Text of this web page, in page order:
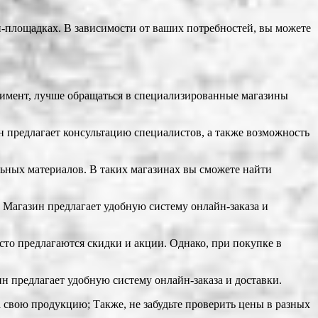
В зависимости от ваших потребностей, вы можете
лучше обращаться в специализированные магазины
консультацию специалистов, а также возможность
материалов. В таких магазинах вы сможете найти
предлагает удобную систему онлайн-заказа и
предлагаются скидки и акции. Однако, при покупке в
удобную систему онлайн-заказа и доставки.
продукцию; Также, не забудьте проверить цены в разных